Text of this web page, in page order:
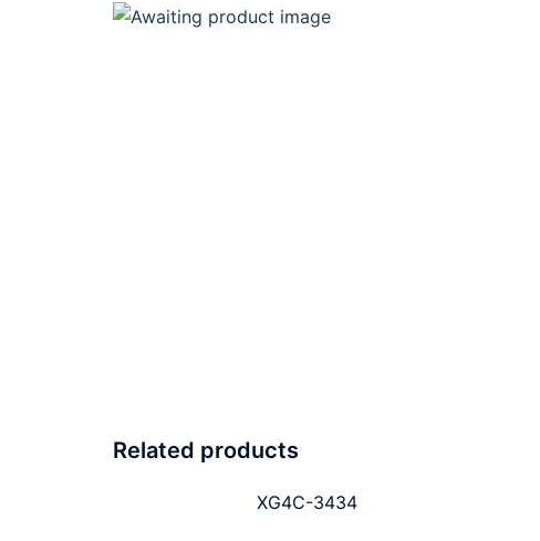
Related products
XG4C-3434